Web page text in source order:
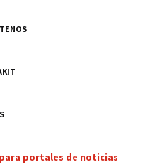
para portales de noticias